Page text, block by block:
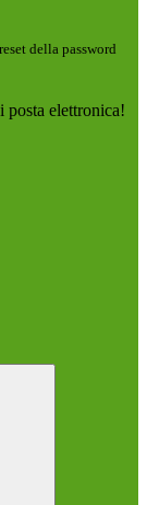
della password
posta elettronica!